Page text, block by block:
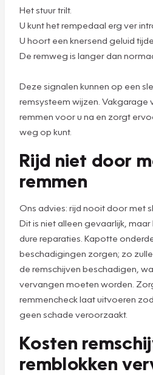
Het stuur trilt.
U kunt het rempedaal erg ver
U hoort een knersend geluid
De remweg is langer dan
Deze signalen kunnen op een
remsysteem wijzen. Vakgarage
remmen voor u na en zorgt
weg op kunt.
Rijd niet door
remmen
Ons advies: rijd nooit door met
Dit is niet alleen gevaarlijk,
dure reparaties. Kapotte
beschadigingen zorgen; zo
de remschijven beschadigen,
vervangen moeten worden.
remmencheck laat uitvoeren
geen schade veroorzaakt.
Kosten
remblokken